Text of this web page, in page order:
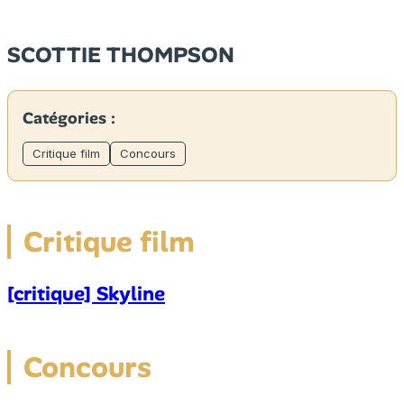
SCOTTIE THOMPSON
Catégories :
Critique film Concours
Critique film
[critique] Skyline
Concours